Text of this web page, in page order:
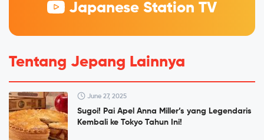
Japanese Station TV
Tentang Jepang Lainnya
June 27, 2025
Sugoi! Pai Apel Anna Miller’s yang Legendaris
Kembali ke Tokyo Tahun Ini!